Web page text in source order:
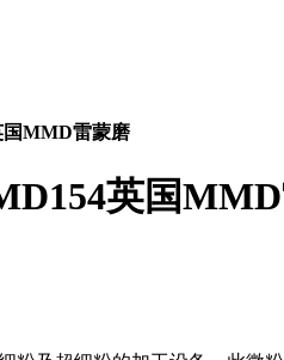
MMD雷蒙磨
英国